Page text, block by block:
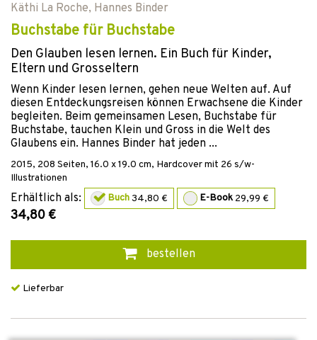
Käthi La Roche, Hannes Binder
Buchstabe für Buchstabe
Den Glauben lesen lernen. Ein Buch für Kinder,
Eltern und Grosseltern
Wenn Kinder lesen lernen, gehen neue Welten auf. Auf
diesen Entdeckungsreisen können Erwachsene die Kinder
begleiten. Beim gemeinsamen Lesen, Buchstabe für
Buchstabe, tauchen Klein und Gross in die Welt des
Glaubens ein. Hannes Binder hat jeden ...
2015, 208 Seiten, 16.0 x 19.0 cm, Hardcovermit 26 s/w-
Illustrationen
Erhältlich als: Buch34,80 € E-Book 29,99 €
34,80 €
bestellen
Lieferbar